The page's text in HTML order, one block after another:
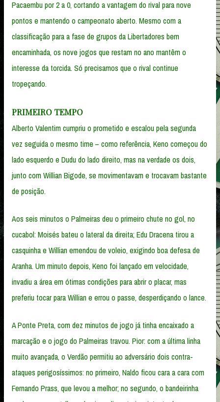
Pacaembu por 2 a 0, cortando a vantagem do rival para nove
pontos e mantendo o campeonato aberto. Mesmo com a
classificação para a fase de grupos da Libertadores bem
encaminhada, os nove jogos que restam no ano mantêm o
interesse da torcida. Só precisamos que o rival continue
tropeçando.
PRIMEIRO TEMPO
Alberto Valentim cumpriu o prometido e escalou pela segunda
vez seguida o mesmo time – como referência, Keno começou do
lado esquerdo e Dudu do lado direito, mas na verdade os dois,
junto com Willian Bigode, se movimentavam e trocavam bastante
de posição.
Aos seis minutos o Palmeiras deu o primeiro chute no gol, no
cucabol: Moisés bateu o lateral da direita; Edu Dracena tirou a
casquinha e Willian emendou de voleio, exigindo boa defesa de
Aranha. Um minuto depois, Keno foi lançado em velocidade,
invadiu a área em ótimas condições para abrir o placar, mas
preferiu tocar para Willian e errou o passe, desperdiçando o lance.
A Ponte Preta, com dez minutos de jogo já tinha encaixado a
marcação e o jogo do Palmeiras travou. Pior: com a última linha
muito avançada, o Verdão permitiu ao adversário dois contra-
ataques perigosíssimos: no primeiro, Naldo ficou cara a cara com
Fernando Prass, que levou a melhor; no segundo, o bandeirinha